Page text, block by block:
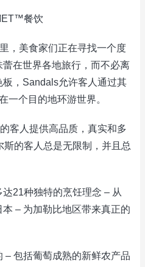
餐饮
，美食家们正在寻找一个度
在世界各地旅行，而不必离
，Sandals允许客人通过其
个目的地环游世界。
客人提供高品质，真实和多
的客人总是无限制，并且总
21种独特的烹饪理念 – 从
– 为加勒比地区带来真正的
– 包括葡萄成熟的新鲜农产品